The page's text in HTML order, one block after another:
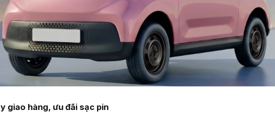
giao hàng, ưu đãi sạc pin